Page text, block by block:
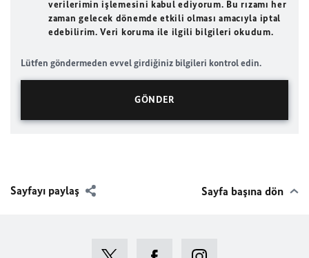
verilerimin işlemesini kabul ediyorum. Bu rızamı her
zaman gelecek dönemde etkili olması amacıyla iptal
edebilirim. Veri koruma ile ilgili bilgileri okudum.
Lütfen göndermeden evvel girdiğiniz bilgileri kontrol edin.
Sayfayı paylaş Sayfa başına dön